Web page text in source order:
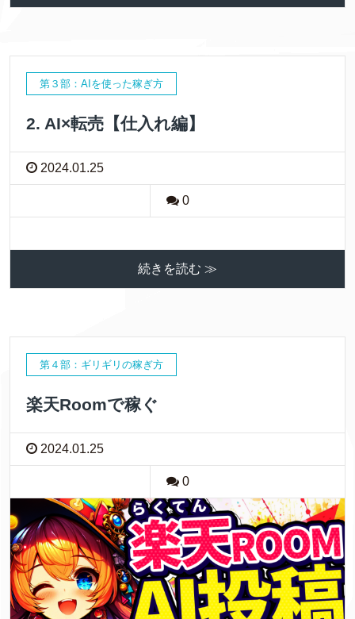
第３部：AIを使った稼ぎ方
2. AI×転売【仕入れ編】
2024.01.25
0
続きを読む ≫
第４部：ギリギリの稼ぎ方
楽天Roomで稼ぐ
2024.01.25
0